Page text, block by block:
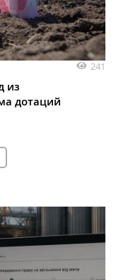
241
из
дотаций